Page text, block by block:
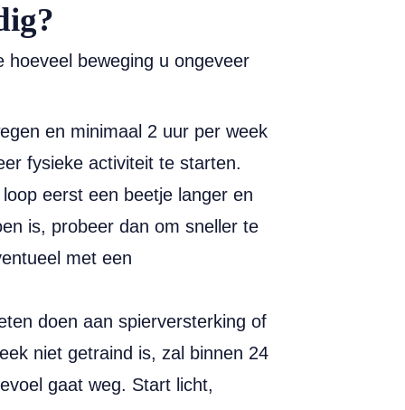
beweging u ongeveer
en minimaal 2 uur per week
fysieke activiteit te starten.
eerst een beetje langer en
is, probeer dan om sneller te
met een
doen aan spierversterking of
niet getraind is, zal binnen 24
gaat weg. Start licht,